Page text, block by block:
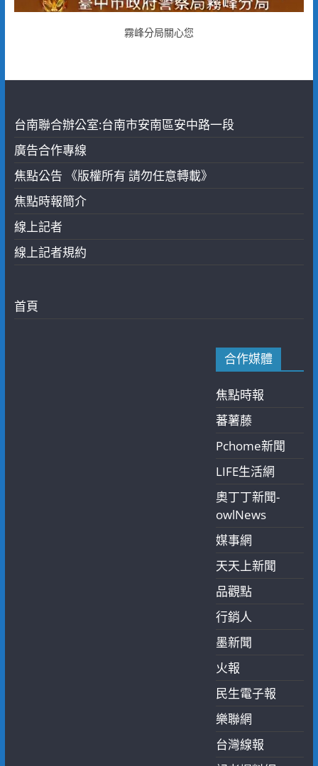
霧峰分局關心您
台南聯合辦公室:台南市安南區安中路一段
廣告合作專線
焦點公告 《版權所有 請勿任意轉載》
焦點時報簡介
線上記者
線上記者規約
首頁
合作媒體
焦點時報
蕃薯藤
Pchome新聞
LIFE生活網
奧丁丁新聞-
owlNews
媒事網
天天上新聞
品觀點
行銷人
墨新聞
火報
民生電子報
樂聯網
台灣線報